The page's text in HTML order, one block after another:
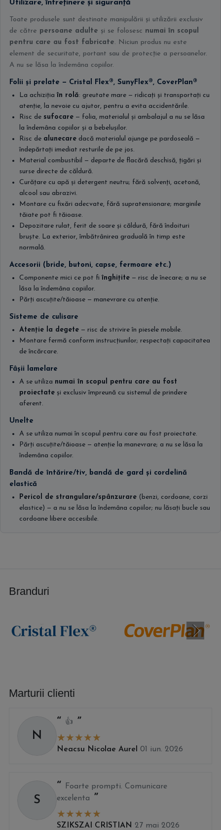
Utilizare, întreținere și siguranță
Toate produsele sunt destinate manipulării și utilizării exclusiv
de către persoane adulte și se folosesc numai în scopul
pentru care au fost fabricate. Niciun produs nu este
element de securitate, portant sau de protecție a persoanelor.
A nu se lăsa la îndemâna copiilor.
Folii și prelate — Cristal Flex®, SunyFlex®, CoverPlan®
La achiziția în rolă: greutate mare — ridicați și transportați cu
atenție, la nevoie cu ajutor, pentru a evita accidentările.
Risc de sufocare — folia, materialul și ambalajul a nu se lăsa
la îndemâna copiilor și a bebelușilor.
Risc de alunecare dacă materialul ajunge pe pardoseală —
îndepărtați imediat resturile de pe jos.
Material combustibil — departe de flacără deschisă, țigări și
surse directe de căldură.
Curățare cu apă și detergent neutru; fără solvenți, acetonă,
alcool sau abrazivi.
Montare cu fixări adecvate, fără supratensionare; marginile
tăiate pot fi tăioase.
Depozitare rulat, ferit de soare și căldură, fără îndoituri
bruște. La exterior, îmbătrânirea graduală în timp este
normală.
Accesorii (bride, butoni, capse, fermoare etc.)
Componente mici ce pot fi înghițite — risc de înecare; a nu se
lăsa la îndemâna copiilor.
Părți ascuțite/tăioase — manevrare cu atenție.
Sisteme de culisare
Atenție la degete — risc de strivire în piesele mobile.
Montare fermă conform instrucțiunilor; respectați capacitatea
de încărcare.
Fâșii lamelare
A se utiliza numai în scopul pentru care au fost
proiectate și exclusiv împreună cu sistemul de prindere
aferent.
Unelte
A se utiliza numai în scopul pentru care au fost proiectate.
Părți ascuțite/tăioase — atenție la manevrare; a nu se lăsa la
îndemâna copiilor.
Bandă de întărire/tiv, bandă de gard și cordelină
elastică
Pericol de strangulare/spânzurare (benzi, cordoane, corzi
elastice) — a nu se lăsa la îndemâna copiilor; nu lăsați bucle sau
cordoane libere accesibile.
Branduri
Marturii clienti
N
👍
Neacsu Nicolae Aurel 01 iun. 2026
S
Foarte prompti. Comunicare
excelenta
SZIKSZAI CRISTIAN 27 mai 2026